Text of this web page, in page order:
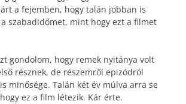
a fejemben, hogy talán jobban is
szabadidőmet, mint hogy ezt a filmet
gondolom, hogy remek nyitánya volt
résznek, de részemről epizódról
minősége. Talán két év múlva arra se
ez a film létezik. Kár érte.